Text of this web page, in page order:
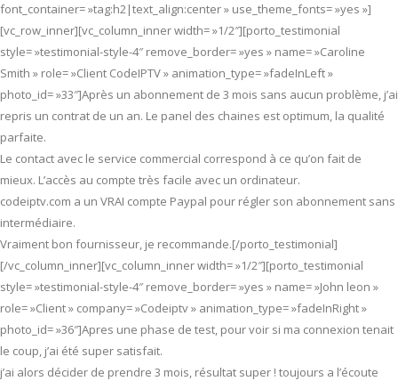
font_container= »tag:h2|text_align:center » use_theme_fonts= »yes »]
[vc_row_inner][vc_column_inner width= »1/2″][porto_testimonial
style= »testimonial-style-4″ remove_border= »yes » name= »Caroline
Smith » role= »Client CodeIPTV » animation_type= »fadeInLeft »
photo_id= »33″]Après un abonnement de 3 mois sans aucun problème, j’ai
repris un contrat de un an. Le panel des chaines est optimum, la qualité
parfaite.
Le contact avec le service commercial correspond à ce qu’on fait de
mieux. L’accès au compte très facile avec un ordinateur.
codeiptv.com a un VRAI compte Paypal pour régler son abonnement sans
intermédiaire.
Vraiment bon fournisseur, je recommande.[/porto_testimonial]
[/vc_column_inner][vc_column_inner width= »1/2″][porto_testimonial
style= »testimonial-style-4″ remove_border= »yes » name= »John leon »
role= »Client » company= »Codeiptv » animation_type= »fadeInRight »
photo_id= »36″]Apres une phase de test, pour voir si ma connexion tenait
le coup, j’ai été super satisfait.
j’ai alors décider de prendre 3 mois, résultat super ! toujours a l’écoute